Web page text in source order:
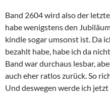
Band 2604 wird also der
habe wenigstens den
kindle sogar umsonst ist. Da
bezahlt habe, habe ich da
Band war durchaus lesbar,
auch eher ratlos zurück. So
Und deswegen werde ich